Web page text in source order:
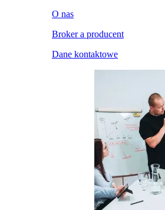
O nas
Broker a producent
Dane kontaktowe